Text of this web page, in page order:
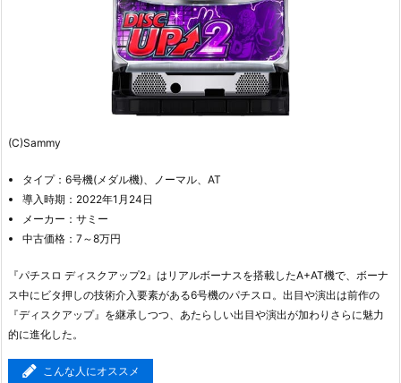
(C)Sammy
タイプ：6号機(メダル機)、ノーマル、AT
導入時期：2022年1月24日
メーカー：サミー
中古価格：7～8万円
『パチスロ ディスクアップ2』はリアルボーナスを搭載したA+AT機で、ボーナ
ス中にビタ押しの技術介入要素がある6号機のパチスロ。出目や演出は前作の
『ディスクアップ』を継承しつつ、あたらしい出目や演出が加わりさらに魅力
的に進化した。
こんな人にオススメ